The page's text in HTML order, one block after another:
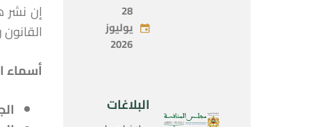
2026
28
يوليوز
2026
البلاغات
القانون رقم 104.12 المتعلق بحرية الأسعار
أسماء